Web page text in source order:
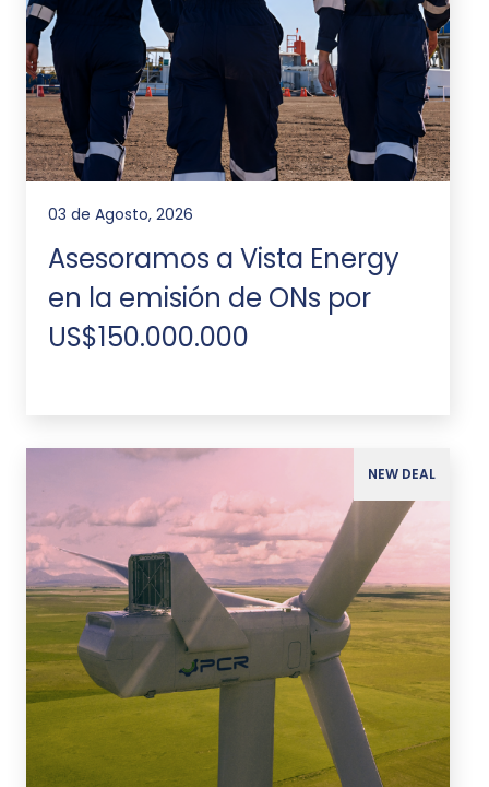
03 de Agosto, 2026
Asesoramos a Vista Energy
en la emisión de ONs por
US$150.000.000
NEW DEAL